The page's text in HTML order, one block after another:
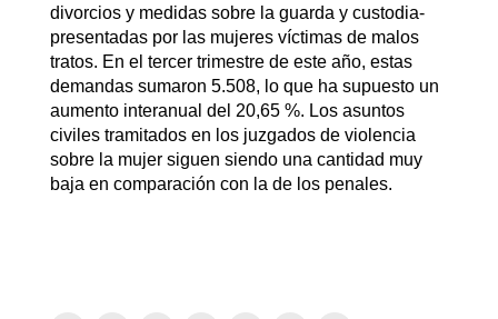
divorcios y medidas sobre la guarda y custodia-
presentadas por las mujeres víctimas de malos
tratos. En el tercer trimestre de este año, estas
demandas sumaron 5.508, lo que ha supuesto un
aumento interanual del 20,65 %. Los asuntos
civiles tramitados en los juzgados de violencia
sobre la mujer siguen siendo una cantidad muy
baja en comparación con la de los penales.